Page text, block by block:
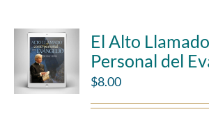
El Alto
Personal del
$8.00